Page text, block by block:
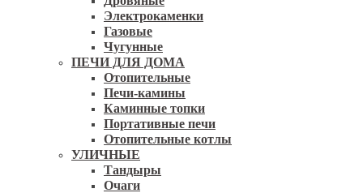
Электрокаменки
Газовые
Чугунные
ПЕЧИ ДЛЯ ДОМА
Отопительные
Печи-камины
Каминные топки
Портативные печи
Отопительные котлы
УЛИЧНЫЕ
Тандыры
Очаги